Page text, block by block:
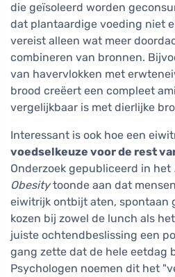
die geïsoleerd worden
dat plantaardige voeding niet
vereist alleen wat meer
combineren van bronnen.
van havervlokken met
brood creëert een compleet
vergelijkbaar is met dierlijke
Interessant is ook hoe een
voedselkeuze voor de rest
Onderzoek gepubliceerd in het
Obesitytoonde aan dat
eiwitrijk ontbijt aten, spontaan
kozen bij zowel de lunch als
juiste ochtendbeslissing een
gang zette dat de hele eetdag
Psychologen noemen dit het